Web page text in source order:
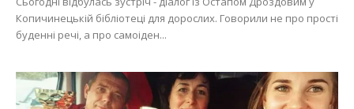
Копичинецькій бібліотеці для дорослих. Говорили не про прості
буденні речі, а про самоіден...